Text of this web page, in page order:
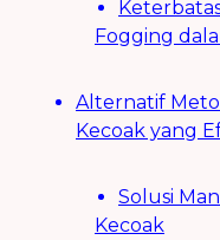
Fogging
Alternatif
Kecoak yang
Solusi
Kecoak